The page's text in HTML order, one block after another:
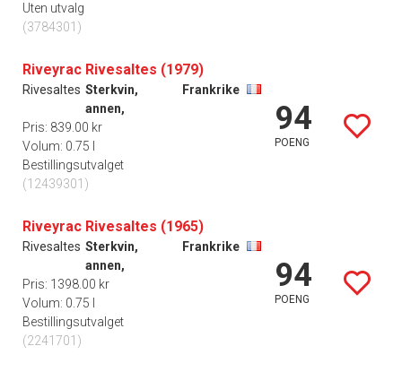
Uten utvalg
(3784301)
Riveyrac Rivesaltes (1979)
Rivesaltes Sterkvin,
annen,
Frankrike
Pris: 839.00 kr
Volum: 0.75 l
Bestillingsutvalget
(12439301)
94
POENG
Riveyrac Rivesaltes (1965)
Rivesaltes Sterkvin,
annen,
Frankrike
Pris: 1398.00 kr
Volum: 0.75 l
Bestillingsutvalget
(2241701)
94
POENG